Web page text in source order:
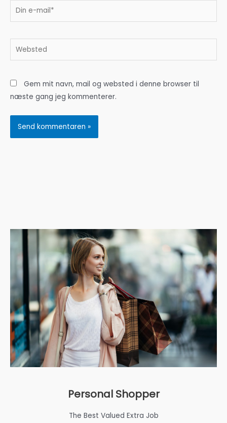
Din
Websted
Gem mit navn, mail og websted i denne browser til
næste gang jeg kommenterer.
Personal Shopper
The Best Valued Extra Job